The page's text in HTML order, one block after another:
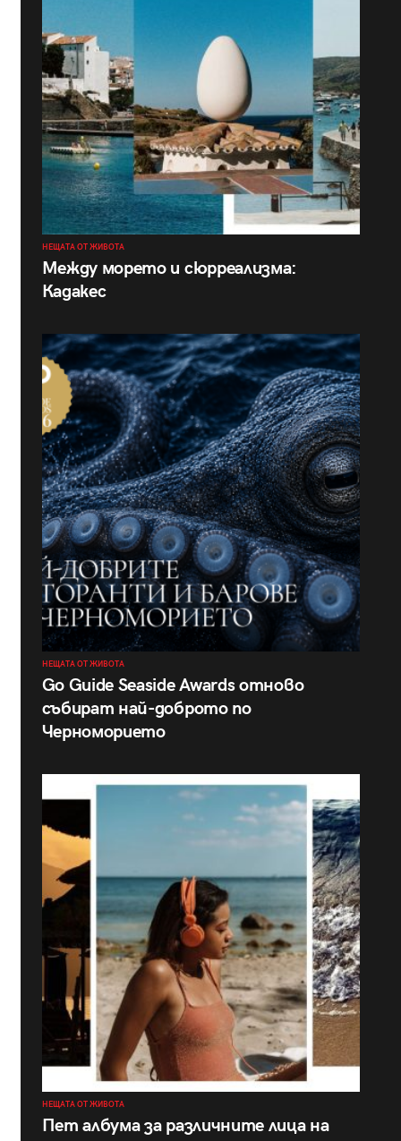
НЕЩАТА ОТ ЖИВОТА
Между морето и сюрреализма:
Кадакес
НЕЩАТА ОТ ЖИВОТА
Go Guide Seaside Awards отново
събират най-доброто по
Черноморието
НЕЩАТА ОТ ЖИВОТА
Пет албума за различните лица на